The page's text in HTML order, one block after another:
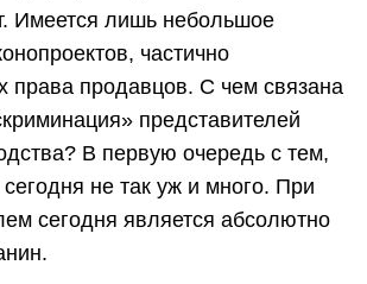
Имеется лишь небольшое
частично
права продавцов. С чем связана
представителей
В первую очередь с тем,
не так уж и много. При
сегодня является абсолютно